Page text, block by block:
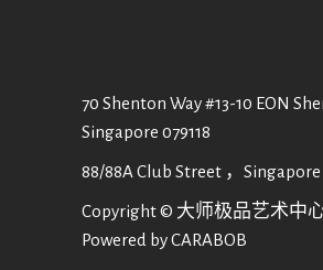
70 Shenton Way #13-10 EON
Singapore 079118
88/88A Club Street ，Singapore
Copyright © 大师极品艺术中
Powered by CARABOB